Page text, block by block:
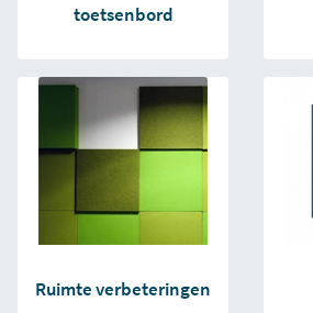
toetsenbord
Ruimte verbeteringen